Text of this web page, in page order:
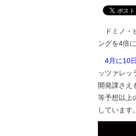
ドミノ・
ングを4倍
4月に10
ッツァレッ
開発課さえ
等予想以上
しています。